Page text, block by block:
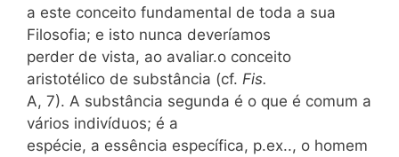
a este conceito fundamental de toda a sua
Filosofia; e isto nunca deveríamos
perder de vista, ao avaliar.o conceito
aristotélico de substância (cf. Fis.
A, 7). A substância segunda é o que é comum a
vários indivíduos; é a
espécie, a essência específica, p.ex.., o homem